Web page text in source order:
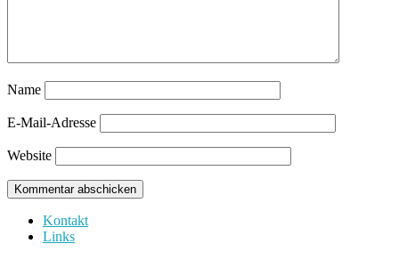
Name
E-Mail-Adresse
Website
Kontakt
Links